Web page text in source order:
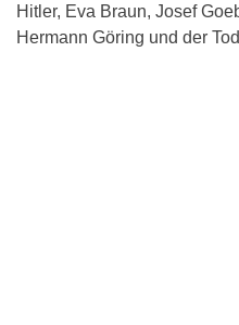
Hitler, Eva Braun, Josef
Hermann Göring und der